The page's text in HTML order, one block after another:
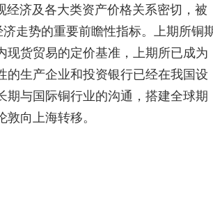
济及各大类资产价格关系密切，被
走势的重要前瞻性指标。上期所铜
现货贸易的定价基准，上期所已成为
的生产企业和投资银行已经在我国设
与国际铜行业的沟通，搭建全球期
向上海转移。